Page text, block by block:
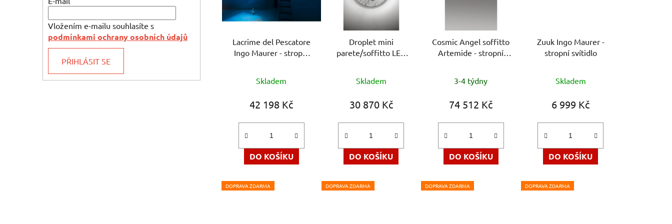
Vložením e-mailu souhlasíte s
podmínkami ochrany osobních údajů
PŘIHLÁSIT SE
Lacrime del Pescatore
Ingo Maurer - stropní
Skladem
42 198 Kč
DO KOŠÍKU
Droplet mini
parete/soffitto LED
Skladem
30 870 Kč
DO KOŠÍKU
Cosmic Angel soffitto
Artemide - stropní
hodnocení
produktu
5,0
z
5
hvězdiček.
3-4 týdny
74 512 Kč
DO KOŠÍKU
Zuuk Ingo Maurer -
stropní svítidlo
hodnocení
produktu
5,0
z
5
hvězdiček.
Skladem
6 999 Kč
DO KOŠÍKU
DOPRAVA ZDARMA DOPRAVA ZDARMA DOPRAVA ZDARMA DOPRAVA ZDARMA